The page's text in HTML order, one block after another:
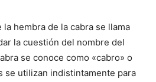
hembra de la cabra se llama
la cuestión del nombre del
se conoce como «cabro» o
se utilizan indistintamente para